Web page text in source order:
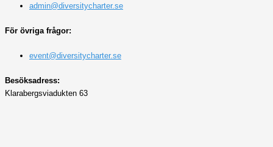
admin@diversitycharter.se
För övriga frågor:
event@diversitycharter.se
Besöksadress:
Klarabergsviadukten 63